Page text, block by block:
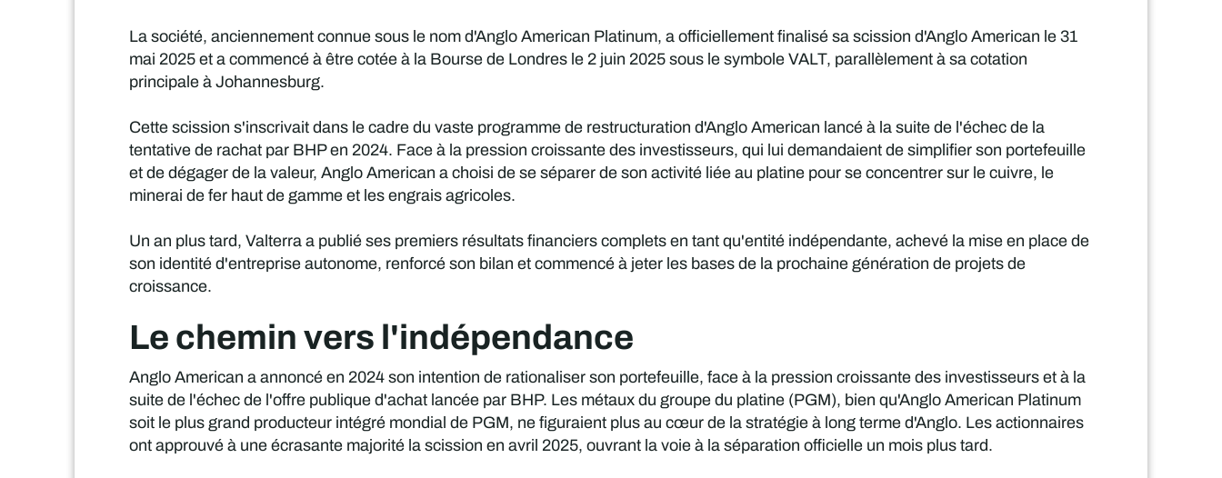
La société, anciennement connue sous le nom d'Anglo American Platinum, a officiellement finalisé sa scission d'Anglo American le 31
mai 2025 et a commencé à être cotée à la Bourse de Londres le 2 juin 2025 sous le symbole VALT, parallèlement à sa cotation
principale à Johannesburg.
Cette scission s'inscrivait dans le cadre du vaste programme de restructuration d'Anglo American lancé à la suite de l'échec de la
tentative de rachat par BHP en 2024. Face à la pression croissante des investisseurs, qui lui demandaient de simplifier son portefeuille
et de dégager de la valeur, Anglo American a choisi de se séparer de son activité liée au platine pour se concentrer sur le cuivre, le
minerai de fer haut de gamme et les engrais agricoles.
Un an plus tard, Valterra a publié ses premiers résultats financiers complets en tant qu'entité indépendante, achevé la mise en place de
son identité d'entreprise autonome, renforcé son bilan et commencé à jeter les bases de la prochaine génération de projets de
croissance.
Le chemin vers l'indépendance
Anglo American a annoncé en 2024 son intention de rationaliser son portefeuille, face à la pression croissante des investisseurs et à la
suite de l'échec de l'offre publique d'achat lancée par BHP. Les métaux du groupe du platine (PGM), bien qu'Anglo American Platinum
soit le plus grand producteur intégré mondial de PGM, ne figuraient plus au cœur de la stratégie à long terme d'Anglo. Les actionnaires
ont approuvé à une écrasante majorité la scission en avril 2025, ouvrant la voie à la séparation officielle un mois plus tard.